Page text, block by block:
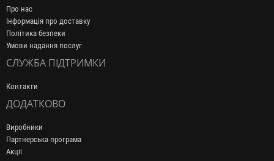
Про нас
Інформація про доставку
Політика безпеки
Умови надання послуг
СЛУЖБА ПІДТРИМКИ
Контакти
ДОДАТКОВО
Виробники
Партнерська програма
Акції